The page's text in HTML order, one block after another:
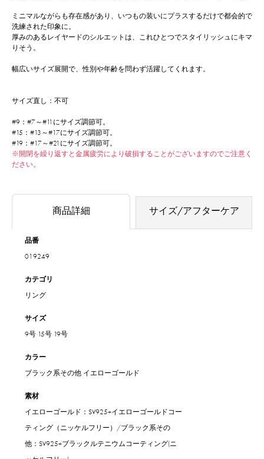
ミニマルながらも存在感があり、いつもの装いにプラスするだけで都会的で
洗練された印象に。
厚みのあるレイヤードのシルエットは、これひとつでスタイリッシュにキマ
りそう。
幅広いサイズ展開で、性別や年齢を問わず活躍してくれます。
サイズ直し：不可
#9：#7～#11にサイズ調節可。
#15：#13～#17にサイズ調節可。
#19：#17～#21にサイズ調節可。
※開閉を繰り返すと金属疲労により破損することがございますのでご注意く
ださい。
商品詳細 サイズ/アフターケア
品番
019249
カテゴリ
リング
サイズ
9号 15号 19号
カラー
ブラック系その他 イエローゴールド
素材
イエローゴールド：SV925+イエローゴールドコー
ティング（ニッケルフリー）/ブラック系その
他：SV925+ブラックルテニウムコーティング(ニ